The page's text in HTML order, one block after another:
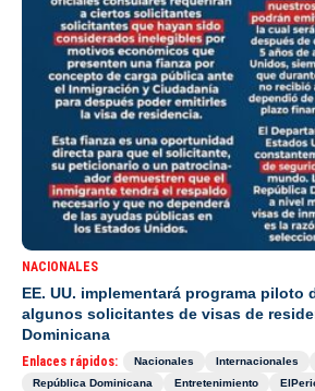
NACIONALES
EE. UU. implementará programa piloto
algunos solicitantes de visas de
Dominicana
Enlaces rápidos: Nacionales Internacionales
República Dominicana
Entretenimiento